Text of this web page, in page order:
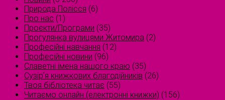
Природа Полісся (6)
Про нас (1)
Проєкти/Програми (35)
Прогулянка вулицями Житомира (2)
Професійні навчання (12)
Професійні новини (96)
Славетні імена нашого краю (35)
Сузірʼя книжкових благодійників (26)
Твоя бібліотека читає (55)
Читаємо онлайн (електронні книжки) (156)